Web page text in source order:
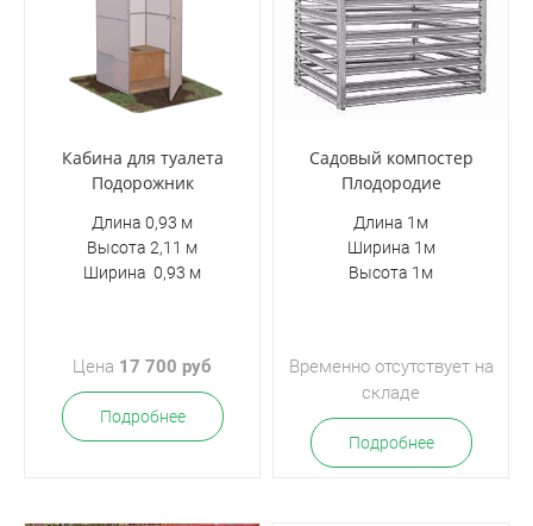
Кабина для туалета
Подорожник
Длина 0,93 м
Высота 2,11 м
Ширина 0,93 м
Цена 17 700 руб
Подробнее
Садовый компостер
Плодородие
Длина 1м
Ширина 1м
Высота 1м
Временно отсутствует на
складе
Подробнее